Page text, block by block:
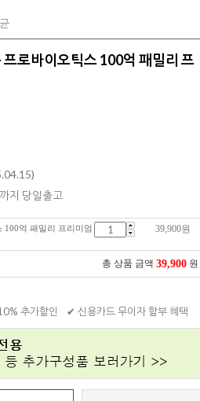
로바이오틱스 100억 패밀리 프
지 당일출고
100억 패밀리 프리미엄
39,900원
총 상품 금액 39,900 원
추가할인 ✔ 신용카드 무이자 할부 혜택